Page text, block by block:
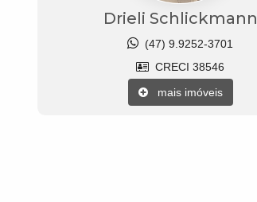
Drieli Schlickmann
(47) 9.9252-3701
CRECI 38546
mais imóveis